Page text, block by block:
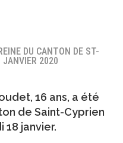
DU CANTON DE ST-
JANVIER 2020
, 16 ans, a été
de Saint-Cyprien
18 janvier.